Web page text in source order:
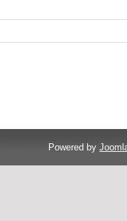
Powered by